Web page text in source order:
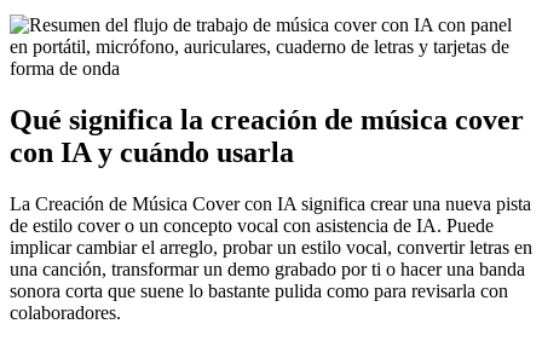
Qué significa la creación de música cover
con IA y cuándo usarla
La Creación de Música Cover con IA significa crear una nueva pista
de estilo cover o un concepto vocal con asistencia de IA. Puede
implicar cambiar el arreglo, probar un estilo vocal, convertir letras en
una canción, transformar un demo grabado por ti o hacer una banda
sonora corta que suene lo bastante pulida como para revisarla con
colaboradores.